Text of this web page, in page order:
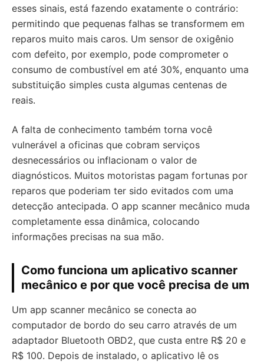
esses sinais, está fazendo exatamente o contrário:
permitindo que pequenas falhas se transformem em
reparos muito mais caros. Um sensor de oxigênio
com defeito, por exemplo, pode comprometer o
consumo de combustível em até 30%, enquanto uma
substituição simples custa algumas centenas de
reais.
A falta de conhecimento também torna você
vulnerável a oficinas que cobram serviços
desnecessários ou inflacionam o valor de
diagnósticos. Muitos motoristas pagam fortunas por
reparos que poderiam ter sido evitados com uma
detecção antecipada. O app scanner mecânico muda
completamente essa dinâmica, colocando
informações precisas na sua mão.
Como funciona um aplicativo scanner
mecânico e por que você precisa de um
Um app scanner mecânico se conecta ao
computador de bordo do seu carro através de um
adaptador Bluetooth OBD2, que custa entre R$ 20 e
R$ 100. Depois de instalado, o aplicativo lê os